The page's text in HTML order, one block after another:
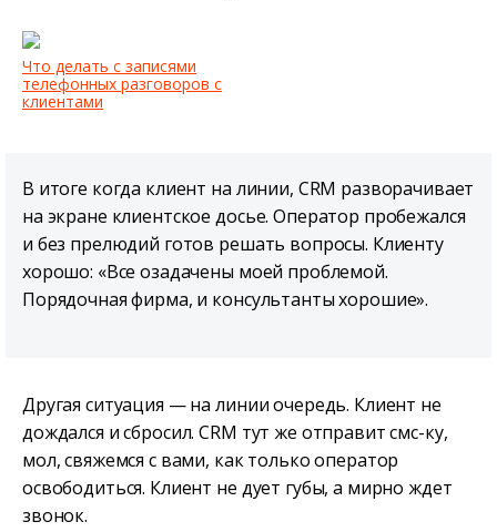
Что делать с записями
телефонных разговоров с
клиентами
В итоге когда клиент на линии, CRM разворачивает
на экране клиентское досье. Оператор пробежался
и без прелюдий готов решать вопросы. Клиенту
хорошо: «Все озадачены моей проблемой.
Порядочная фирма, и консультанты хорошие».
Другая ситуация — на линии очередь. Клиент не
дождался и сбросил. CRM тут же отправит смс-ку,
мол, свяжемся с вами, как только оператор
освободиться. Клиент не дует губы, а мирно ждет
звонок.